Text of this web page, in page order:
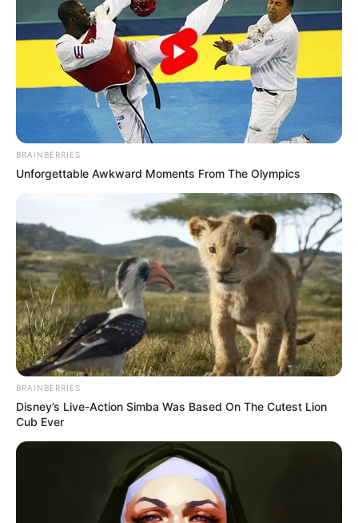
BRAINBERRIES
Unforgettable Awkward Moments From The Olympics
BRAINBERRIES
Disney’s Live-Action Simba Was Based On The Cutest Lion
Cub Ever